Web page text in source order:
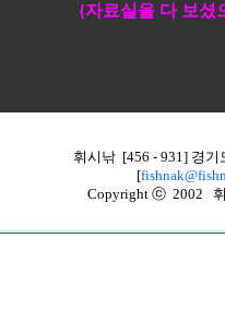
{자료실을 다 보셨
휘시낚 [456 - 931] 경
[
Copyright ⓒ 2002